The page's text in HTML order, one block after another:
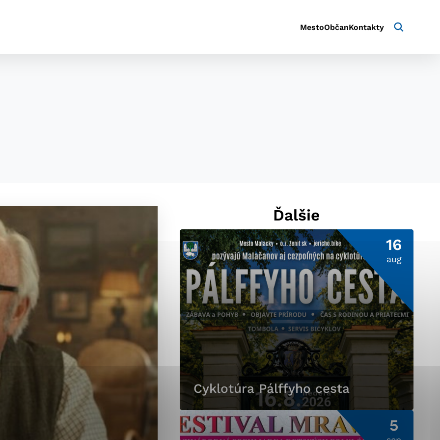
MestoObčanKontakty
Ďalšie
16
aug
Cyklotúra Pálffyho cesta
5
ktorú chcete povoliť
pre prevádzku nevyhnutné a pomáhajú urobiť webové stránky uplatniteľnými
funkcie, ako je navigácia na stránke a prístup k zabezpečeným oblastiam webovej
cookie nemôže web správne fungovať.
prevádzkovateľovi stránok pochopiť, ako návštevníci stránok stránku používajú,
a ponúknuť im lepšiu skúsenosť. Všetky dáta sa zbierajú anonymne a nie je
osobou.
Uložiť nastavenia Viac informácií